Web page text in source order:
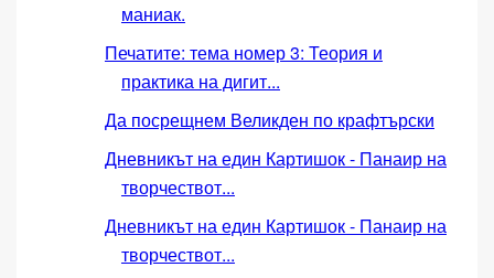
маниак.
Печатите: тема номер 3: Теория и
практика на дигит...
Да посрещнем Великден по крафтърски
Дневникът на един Картишок - Панаир на
творчествот...
Дневникът на един Картишок - Панаир на
творчествот...